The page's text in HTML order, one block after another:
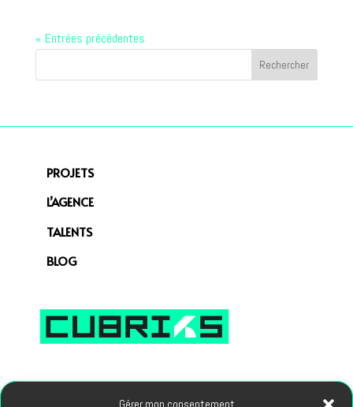
« Entrées précédentes
PROJETS
L’AGENCE
TALENTS
BLOG